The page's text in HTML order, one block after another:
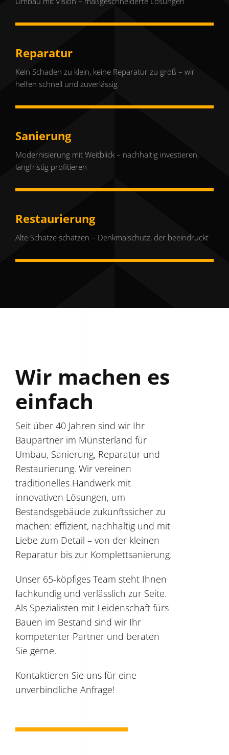
Reparatur
Kein Schaden zu klein, keine Reparatur zu groß – wir
helfen schnell und zuverlässig
Sanierung
Modernisierung mit Weitblick – nachhaltig investieren,
langfristig profitieren
Restaurierung
Alte Schätze schätzen – Denkmalschutz, der beeindruckt
Wir machen es
einfach
Seit über 40 Jahren sind wir Ihr
Baupartner im Münsterland für
Umbau, Sanierung, Reparatur und
Restaurierung. Wir vereinen
traditionelles Handwerk mit
innovativen Lösungen, um
Bestandsgebäude zukunftssicher zu
machen: effizient, nachhaltig und mit
Liebe zum Detail – von der kleinen
Reparatur bis zur Komplettsanierung.
Unser 65-köpfiges Team steht Ihnen
fachkundig und verlässlich zur Seite.
Als Spezialisten mit Leidenschaft fürs
Bauen im Bestand sind wir Ihr
kompetenter Partner und beraten
Sie gerne.
Kontaktieren Sie uns für eine
unverbindliche Anfrage!